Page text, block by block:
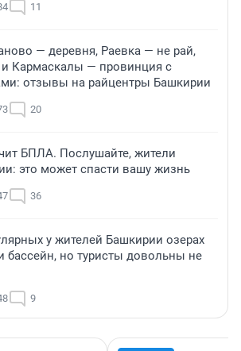
11
— деревня, Раевка — не рай,
Кармаскалы — провинция с
отзывы на райцентры Башкирии
20
БПЛА. Послушайте, жители
это может спасти вашу жизнь
36
у жителей Башкирии озерах
бассейн, но туристы довольны не
9